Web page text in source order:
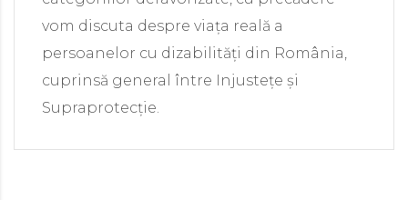
vom discuta despre viața reală a
persoanelor cu dizabilități din România,
cuprinsă general între Injustețe și
Supraprotecție.